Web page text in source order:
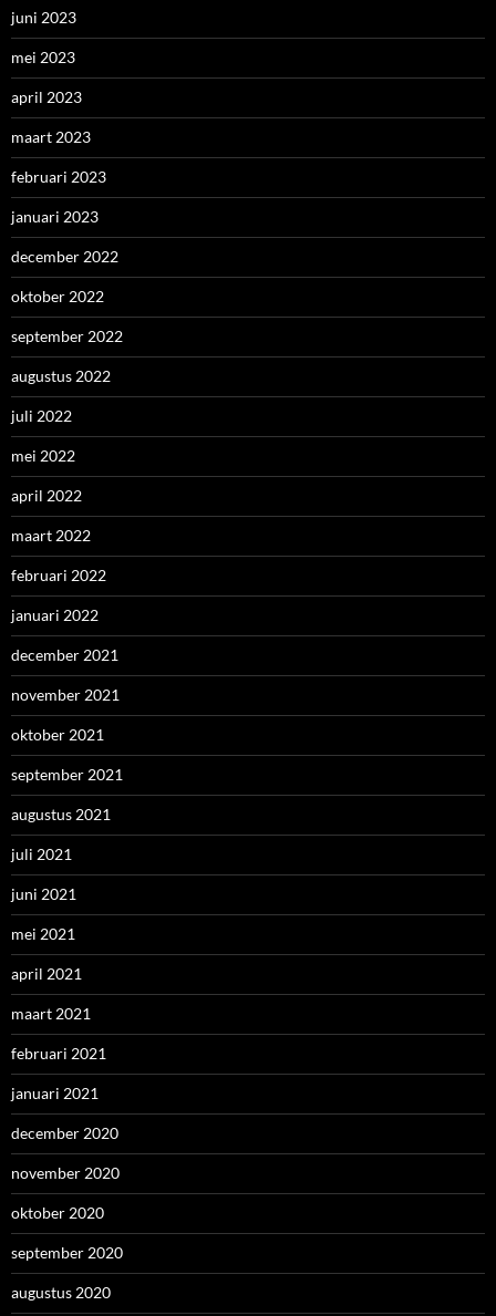
juni 2023
mei 2023
april 2023
maart 2023
februari 2023
januari 2023
december 2022
oktober 2022
september 2022
augustus 2022
juli 2022
mei 2022
april 2022
maart 2022
februari 2022
januari 2022
december 2021
november 2021
oktober 2021
september 2021
augustus 2021
juli 2021
juni 2021
mei 2021
april 2021
maart 2021
februari 2021
januari 2021
december 2020
november 2020
oktober 2020
september 2020
augustus 2020